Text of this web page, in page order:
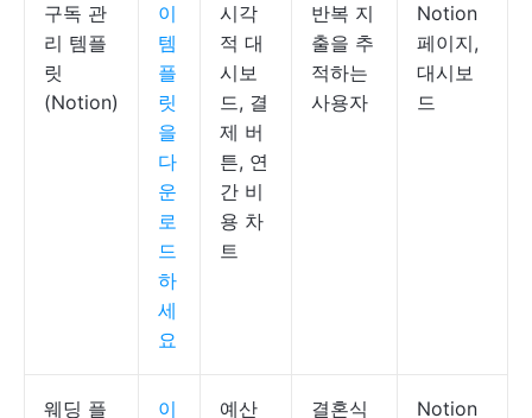
구독 관
리 템플
릿
(Notion)
이
템
플
릿
을
다
운
로
드
하
세
요
시각
적 대
시보
드, 결
제 버
튼, 연
간 비
용 차
트
반복 지
출을 추
적하는
사용자
Notion
페이지,
대시보
드
웨딩 플 이 예산 결혼식 Notion